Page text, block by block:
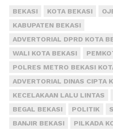
BEKASI KOTA BEKASI
KABUPATEN BEKASI
ADVERTORIAL DPRD KOTA
WALI KOTA BEKASI
POLRES METRO BEKASI
ADVERTORIAL DINAS CIPTA
KECELAKAAN LALU LINTAS
BEGAL BEKASI
POLITIK
BANJIR BEKASI
PILKADA